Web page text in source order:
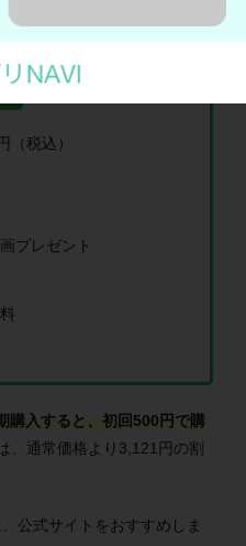
購入すると、お得な特典を受
（税込）
プレゼント
購入すると、初回500円で購
、通常価格より3,121円の割
公式サイトをおすすめしま